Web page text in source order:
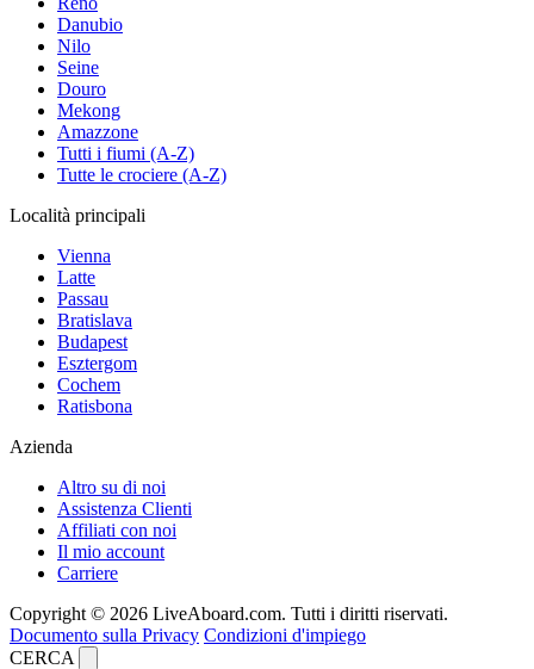
Danubio
Nilo
Seine
Douro
Mekong
Amazzone
Tutti i fiumi (A-Z)
Tutte le crociere (A-Z)
Località principali
Vienna
Latte
Passau
Bratislava
Budapest
Esztergom
Cochem
Ratisbona
Azienda
Altro su di noi
Assistenza Clienti
Affiliati con noi
Il mio account
Carriere
Copyright © 2026 LiveAboard.com. Tutti i diritti riservati.
Documento sulla Privacy Condizioni d'impiego
CERCA